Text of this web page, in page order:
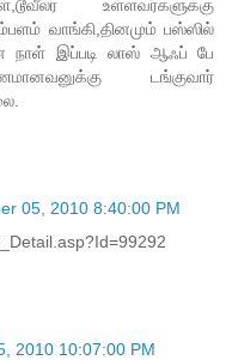
உள்ளவர்களுக்கு
வாங்கி,தினமும் பஸ்ஸில்
நாள் இப்படி லாஸ் ஆஃப் பே
டங்குவார்
05, 2010 8:40:00 PM
2010 10:07:00 PM